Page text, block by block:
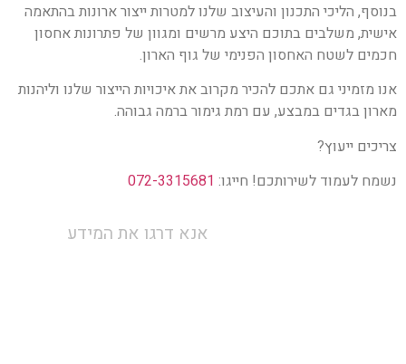
בנוסף, הליכי התכנון והעיצוב שלנו למטרות ייצור ארונות בהתאמה
אישית, משלבים בתוכם היצע מרשים ומגוון של פתרונות אחסון
חכמים לשטח האחסון הפנימי של גוף הארון.
אנו מזמיני גם אתכם להכיר מקרוב את איכויות הייצור שלנו וליהנות
מארון בגדים במבצע, עם רמת גימור ברמה גבוהה.
צריכים ייעוץ?
נשמח לעמוד לשירותכם! חייגו: 072-3315681
אנא דרגו את המידע